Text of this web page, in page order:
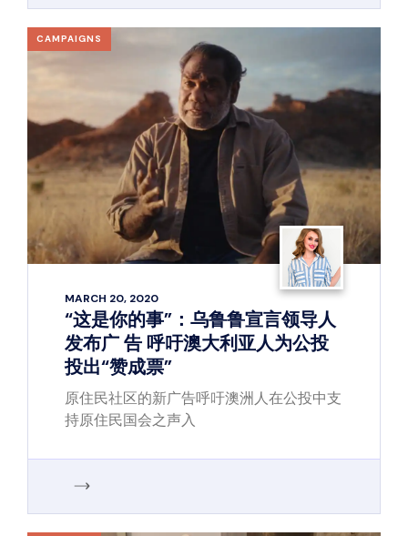
CAMPAIGNS
MARCH 20, 2020
“这是你的事”：乌鲁鲁宣言领导人
发布广 告 呼吁澳大利亚人为公投
投出“赞成票”
原住民社区的新广告呼吁澳洲人在公投中支
持原住民国会之声入